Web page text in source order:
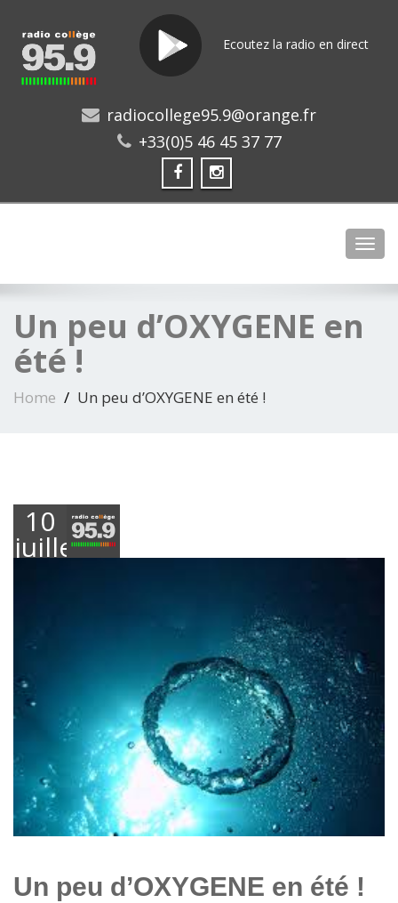
Ecoutez la radio en direct
radiocollege95.9@orange.fr
+33(0)5 46 45 37 77
Un peu d’OXYGENE en
été !
Home Un peu d’OXYGENE en été !
10
juillet
Un peu d’OXYGENE en été !